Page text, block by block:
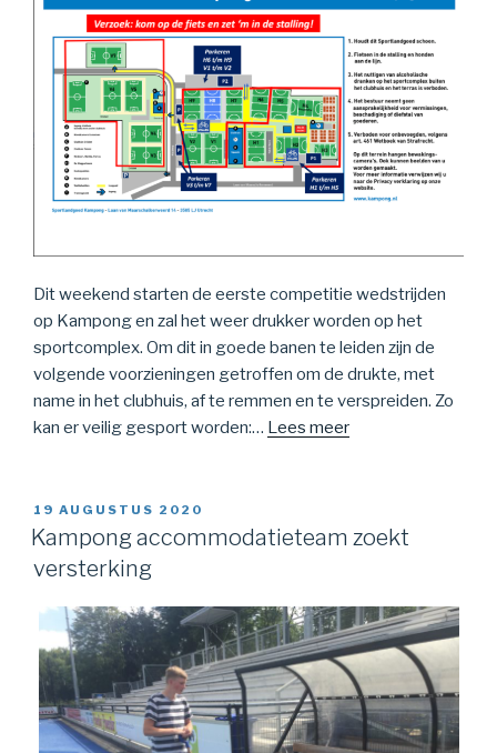
Dit weekend starten de eerste competitie wedstrijden
op Kampong en zal het weer drukker worden op het
sportcomplex. Om dit in goede banen te leiden zijn de
volgende voorzieningen getroffen om de drukte, met
name in het clubhuis, af te remmen en te verspreiden. Zo
kan er veilig gesport worden:… Lees meer
GEPLAATST
OP
19 AUGUSTUS 2020
Kampong accommodatieteam zoekt
versterking